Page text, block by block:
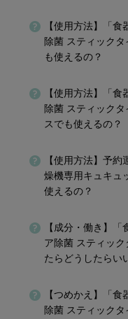
【使用方法】「
除菌 スティック
も使えるの？
【使用方法】「
除菌 スティック
スでも使えるの？
【使用方法】予
燥機専用キュキュ
使えるの？
【成分・働き】
ア除菌 スティッ
たらどうしたらい
【つめかえ】「
除菌 スティック